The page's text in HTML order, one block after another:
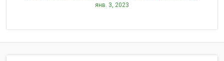
янв. 3, 2023